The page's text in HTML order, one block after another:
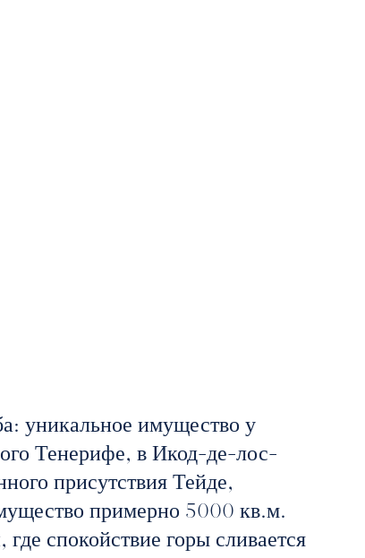
уникальное имущество у
Тенерифе, в Икод-де-лос-
присутствия Тейде,
примерно 5000 кв.м.
спокойствие горы сливается